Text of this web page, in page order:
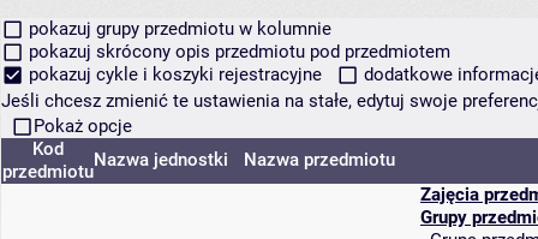
pokazuj grupy przedmiotu w kolumnie
pokazuj skrócony opis przedmiotu pod przedmiotem
pokazuj cykle i koszyki rejestracyjne
dodatkowe
Jeśli chcesz zmienić te ustawienia na stałe, edytuj swoje
Pokaż opcje
Kod
przedmiotu
Nazwa jednostki Nazwa przedmiotu
Zajęcia
Grupy